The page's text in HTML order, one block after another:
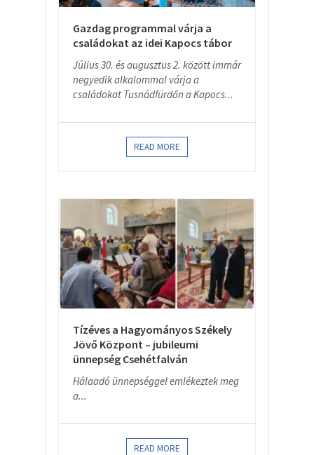
Gazdag programmal várja a
családokat az idei Kapocs tábor
Július 30. és augusztus 2. között immár
negyedik alkalommal várja a
családokat Tusnádfürdőn a Kapocs...
READ MORE
Tízéves a Hagyományos Székely
Jövő Központ – jubileumi
ünnepség Csehétfalván
Hálaadó ünnepséggel emlékeztek meg
a...
READ MORE